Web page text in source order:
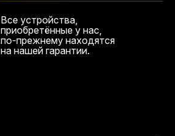
Все устройства,
приобретённые у нас,
по-прежнему находятся
на нашей гарантии.